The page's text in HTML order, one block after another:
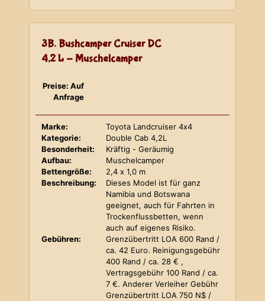
3B. Bushcamper Cruiser DC
4,2 L - Muschelcamper
Preise: Auf
Anfrage
Marke:
Toyota Landcruiser 4x4
Kategorie:
Double Cab 4,2L
Besonderheit:
Kräftig - Geräumig
Aufbau:
Muschelcamper
Bettengröße:
2,4 x 1,0 m
Beschreibung:
Dieses Model ist für ganz
Namibia und Botswana
geeignet, auch für Fahrten in
Trockenflussbetten, wenn
auch auf eigenes Risiko.
Gebühren:
Grenzübertritt LOA 600 Rand /
ca. 42 Euro. Reinigungsgebühr
400 Rand / ca. 28 € ,
Vertragsgebühr 100 Rand / ca.
7 €. Anderer Verleiher Gebühr
Grenzübertritt LOA 750 N$ /